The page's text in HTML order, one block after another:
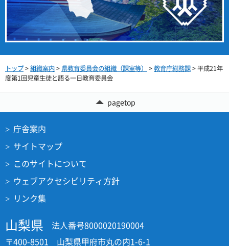
トップ>組織案内> 県教育委員会の組織（課室等） >教育庁総務課> 平成21年
度第1回児童生徒と語る一日教育委員会
pagetop
庁舎案内
サイトマップ
このサイトについて
ウェブアクセシビリティ方針
リンク集
山梨県
法人番号8000020190004
〒400-8501 山梨県甲府市丸の内1-6-1